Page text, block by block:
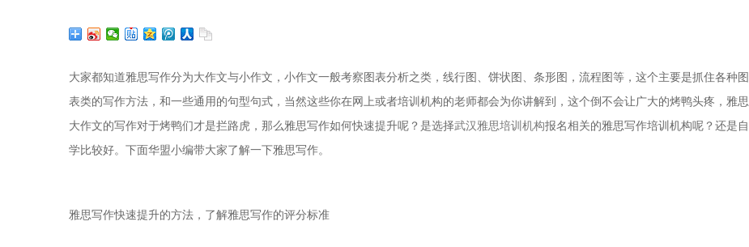
大家都知道雅思写作分为大作文与小作文，小作文一般考察图表分析之类，线行图、饼状图、条形图，流程图等，这个主要是抓住各种图
表类的写作方法，和一些通用的句型句式，当然这些你在网上或者培训机构的老师都会为你讲解到，这个倒不会让广大的烤鸭头疼，雅思
大作文的写作对于烤鸭们才是拦路虎，那么雅思写作如何快速提升呢？是选择武汉雅思培训机构报名相关的雅思写作培训机构呢？还是自
学比较好。下面华盟小编带大家了解一下雅思写作。
雅思写作快速提升的方法，了解雅思写作的评分标准